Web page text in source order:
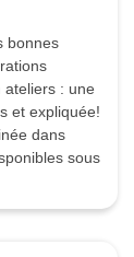
bonnes
: une
et expliquée!
dans
sous